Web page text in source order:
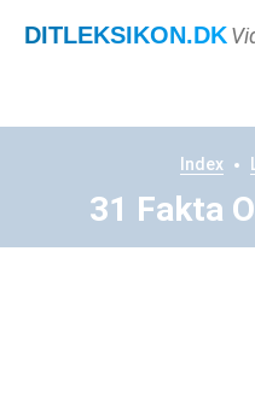
DITLEKSIKON.DK
Index
31 Fakta